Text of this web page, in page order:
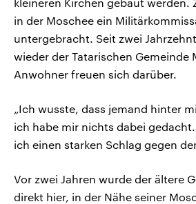
in der Moschee ein
untergebracht. Seit zwei
wieder der Tatarischen Gemeinde
Anwohner freuen sich darüber.
„Ich wusste, dass jemand hinter
ich habe mir nichts dabei
ich einen starken Schlag gegen
Vor zwei Jahren wurde der ältere
direkt hier, in der Nähe seiner